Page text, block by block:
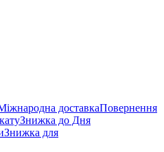
доставкаПовернення
Знижка до Дня
Знижка для